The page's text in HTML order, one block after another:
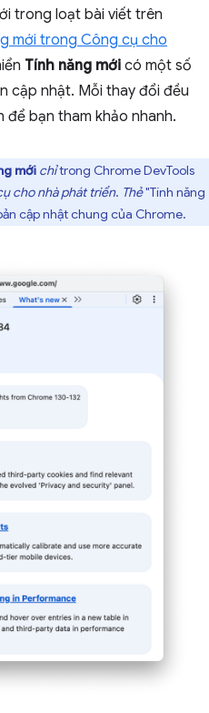
trong loạt bài viết trên
mới trong Công cụ cho
Tính năng mới có một số
cập nhật. Mỗi thay đổi đều
bạn tham khảo nhanh.
mới chỉtrong Chrome DevTools
cho nhà phát triển. Thẻ"Tính năng
cập nhật chung của Chrome.